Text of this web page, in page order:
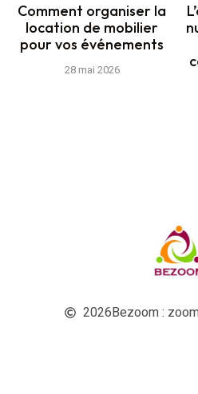
Comment organiser la
location de mobilier
pour vos événements
28 mai 2026
2026Bezoom :